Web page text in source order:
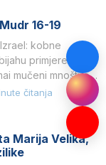
16-19
kobne
primjereno
mučeni mnoštvom
čitanja
Marija Velika,